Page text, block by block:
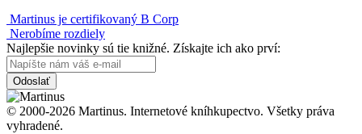
Martinus je certifikovaný B Corp
Nerobíme rozdiely
Najlepšie novinky sú tie knižné. Získajte ich ako prví:
Odoslať
© 2000-2026 Martinus. Internetové kníhkupectvo. Všetky práva
vyhradené.